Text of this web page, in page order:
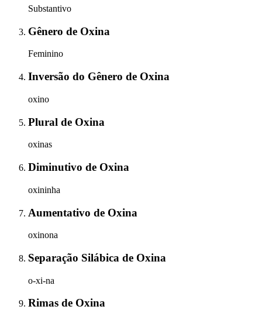
Substantivo
Gênero de Oxina
Feminino
Inversão do Gênero de Oxina
oxino
Plural de Oxina
oxinas
Diminutivo de Oxina
oxininha
Aumentativo de Oxina
oxinona
Separação Silábica de Oxina
o-xi-na
Rimas de Oxina